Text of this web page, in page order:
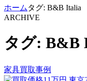
ホーム タグ: B&B Italia
ARCHIVE
タグ: B&B
家具買取事例